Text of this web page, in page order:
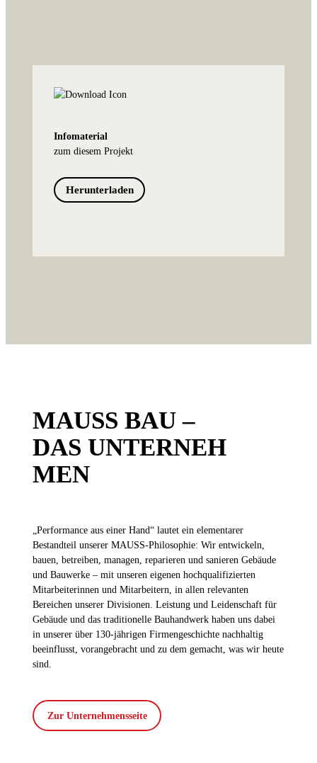
Infomaterial
zum diesem Projekt
Herunterladen
MAUSS BAU –
DAS UNTERNEH
MEN
„Performance aus einer Hand“ lautet ein elementarer
Bestandteil unserer MAUSS-Philosophie: Wir entwickeln,
bauen, betreiben, managen, reparieren und sanieren Gebäude
und Bauwerke – mit unseren eigenen hochqualifizierten
Mitarbeiterinnen und Mitarbeitern, in allen relevanten
Bereichen unserer Divisionen. Leistung und Leidenschaft für
Gebäude und das traditionelle Bauhandwerk haben uns dabei
in unserer über 130-jährigen Firmengeschichte nachhaltig
beeinflusst, vorangebracht und zu dem gemacht, was wir heute
sind.
Zur Unternehmensseite